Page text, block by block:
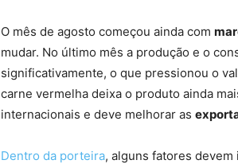
O mês de agosto começou ainda com
mudar. No último mês a produção e o
significativamente, o que pressionou o
carne vermelha deixa o produto ainda
internacionais e deve melhorar as
Dentro da porteira, alguns fatores